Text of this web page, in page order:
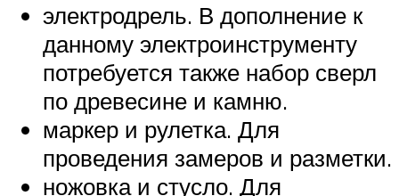
электродрель. В дополнение к
данному электроинструменту
потребуется также набор сверл
по древесине и камню.
маркер и рулетка. Для
проведения замеров и разметки.
ножовка и стусло. Для